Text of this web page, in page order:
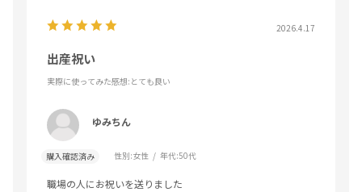
2026.4.17
出産祝い
実際に使ってみた感想:とても良い
ゆみちん
購入確認済み 性別:女性 年代:50代
職場の人にお祝いを送りました